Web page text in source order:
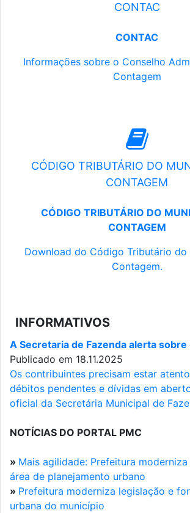
CONTAC
CONTAC
Informações sobre o Conselho
Contagem
CÓDIGO TRIBUTÁRIO DO
CONTAGEM
CÓDIGO TRIBUTÁRIO DO
CONTAGEM
Download do Código Tributário do
Contagem.
INFORMATIVOS
A Secretaria de Fazenda alerta sobre
Publicado em 18.11.2025
Os contribuintes precisam estar
débitos pendentes e dívidas em
oficial da Secretária Municipal de
NOTÍCIAS DO PORTAL PMC
» Mais agilidade: Prefeitura
área de planejamento urbano
» Prefeitura moderniza legislação e
urbana do município